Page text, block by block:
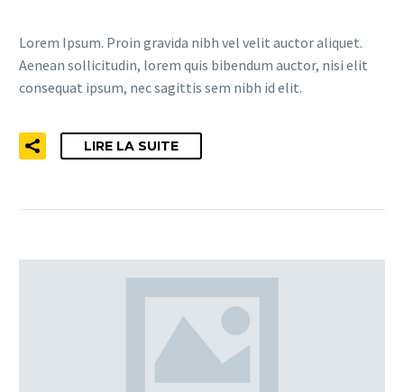
Lorem Ipsum. Proin gravida nibh vel velit auctor aliquet.
Aenean sollicitudin, lorem quis bibendum auctor, nisi elit
consequat ipsum, nec sagittis sem nibh id elit.
LIRE LA SUITE